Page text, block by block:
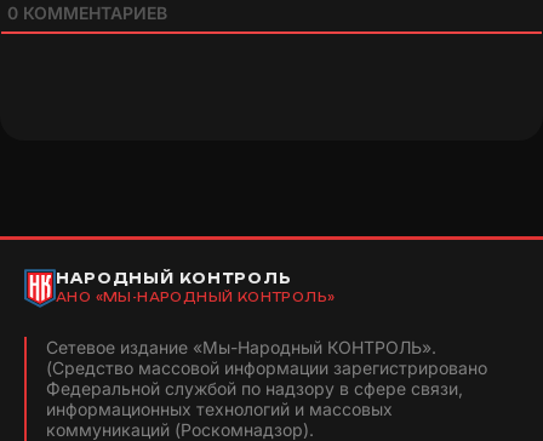
0 КОММЕНТАРИЕВ
НАРОДНЫЙ КОНТРОЛЬ
АНО «МЫ-НАРОДНЫЙ КОНТРОЛЬ»
Сетевое издание «Мы-Народный КОНТРОЛЬ».
(Средство массовой информации зарегистрировано
Федеральной службой по надзору в сфере связи,
информационных технологий и массовых
коммуникаций (Роскомнадзор).